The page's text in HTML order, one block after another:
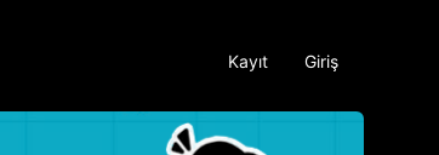
Kayıt Giriş